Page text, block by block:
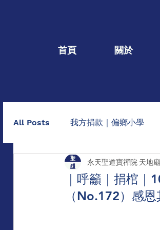
首頁 關於
All Posts 我方捐款｜偏鄉小學
我方捐款｜個人個案 捐棺一
助印佛經手抄本 點燈/供養蠟燭
｜呼籲｜捐棺
（No.172）感
永天聖道寶禪院 天地廟